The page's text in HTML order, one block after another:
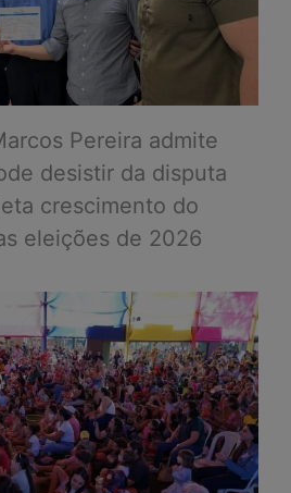
Pereira admite
desistir da disputa
crescimento do
eleições de 2026